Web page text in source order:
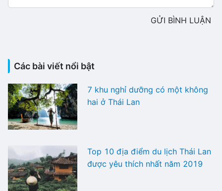
GỬI BÌNH LUẬN
Các bài viết nổi bật
7 khu nghỉ dưỡng có một không
hai ở Thái Lan
Top 10 địa điểm du lịch Thái Lan
được yêu thích nhất năm 2019